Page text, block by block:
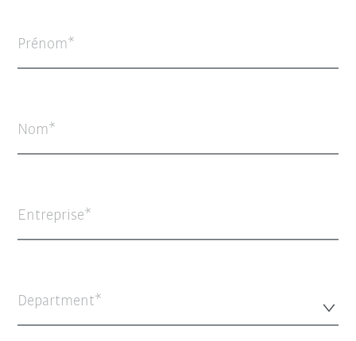
Prénom
Nom
Entreprise
Department*